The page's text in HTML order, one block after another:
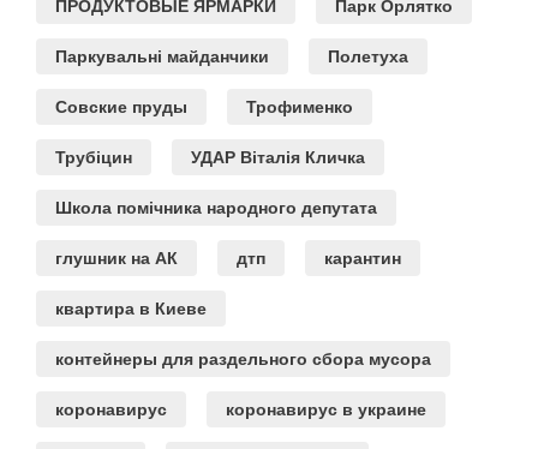
ПРОДУКТОВЫЕ ЯРМАРКИ Парк Орлятко
Паркувальні майданчики Полетуха
Совские пруды Трофименко
Трубіцин УДАР Віталія Кличка
Школа помічника народного депутата
глушник на АК дтп карантин
квартира в Киеве
контейнеры для раздельного сбора мусора
коронавирус коронавирус в украине